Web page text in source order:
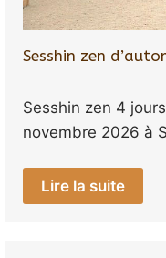
Sesshin zen
Sesshin zen 4
novembre 2026 à
Lire la suite